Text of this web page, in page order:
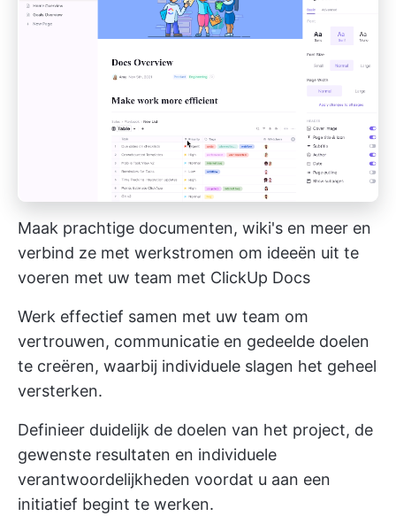
Maak prachtige documenten, wiki's en meer en
verbind ze met werkstromen om ideeën uit te
voeren met uw team met ClickUp Docs
Werk effectief samen met uw team om
vertrouwen, communicatie en gedeelde doelen
te creëren, waarbij individuele slagen het geheel
versterken.
Definieer duidelijk de doelen van het project, de
gewenste resultaten en individuele
verantwoordelijkheden voordat u aan een
initiatief begint te werken.